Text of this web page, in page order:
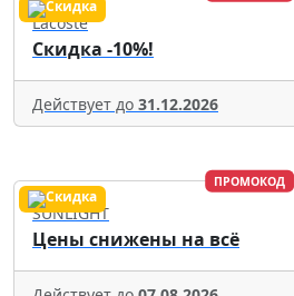
Lacoste
Скидка -10%!
Действует до 31.12.2026
ПРОМОКОД
SUNLIGHT
Цены снижены на всё